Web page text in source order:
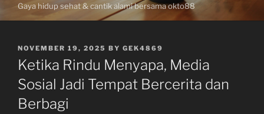
Gaya hidup sehat & cantik alami bersama okto88
POSTED
ON
NOVEMBER 19, 2025 BY GEK4869
Ketika Rindu Menyapa, Media
Sosial Jadi Tempat Bercerita dan
Berbagi